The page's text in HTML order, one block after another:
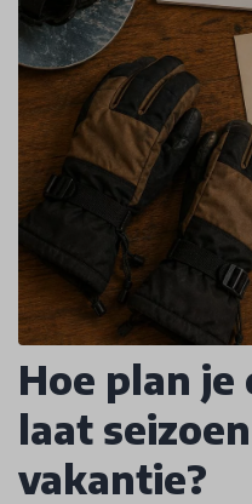
Hoe plan je
laat
vakantie?